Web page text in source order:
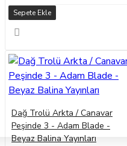
Sepete Ekle
Dağ Trolü Arkta / Canavar
Peşinde 3 - Adam Blade -
Beyaz Balina Yayınları